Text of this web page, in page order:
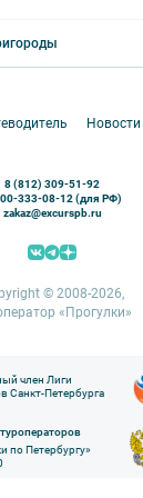
Круизы
мероприятия
водного транспорта
Кронштадт
Ораниенбаум
(Царское село)
Выборг
Новости
8 (812) 309-51-92
333-08-12 (для РФ)
zakaz@excurspb.ru
© 2008-2026,
«Прогулки»
член Лиги
Санкт-Петербурга
по Петербургу»